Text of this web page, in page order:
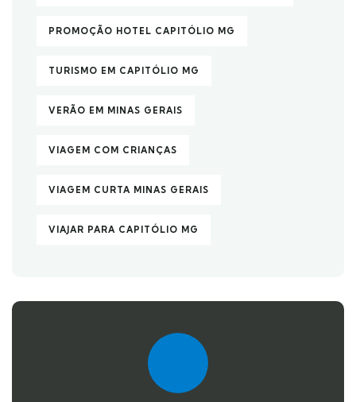
PROMOÇÃO HOTEL CAPITÓLIO MG
TURISMO EM CAPITÓLIO MG
VERÃO EM MINAS GERAIS
VIAGEM COM CRIANÇAS
VIAGEM CURTA MINAS GERAIS
VIAJAR PARA CAPITÓLIO MG